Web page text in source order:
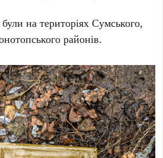
на територіях Сумського,
районів.